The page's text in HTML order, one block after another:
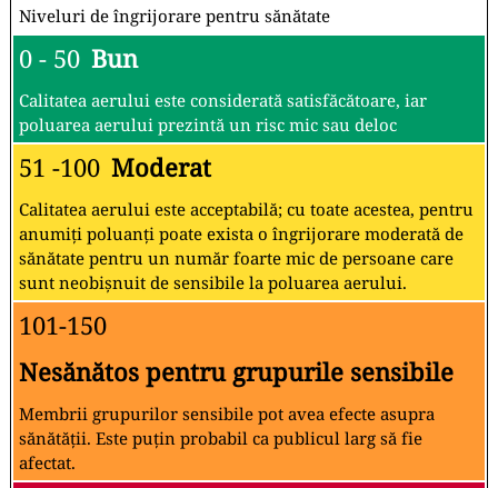
Niveluri de îngrijorare pentru sănătate
0 - 50 Bun
Calitatea aerului este considerată satisfăcătoare, iar
poluarea aerului prezintă un risc mic sau deloc
51 -100 Moderat
Calitatea aerului este acceptabilă; cu toate acestea, pentru
anumiți poluanți poate exista o îngrijorare moderată de
sănătate pentru un număr foarte mic de persoane care
sunt neobișnuit de sensibile la poluarea aerului.
101-150
Nesănătos pentru grupurile sensibile
Membrii grupurilor sensibile pot avea efecte asupra
sănătății. Este puțin probabil ca publicul larg să fie
afectat.